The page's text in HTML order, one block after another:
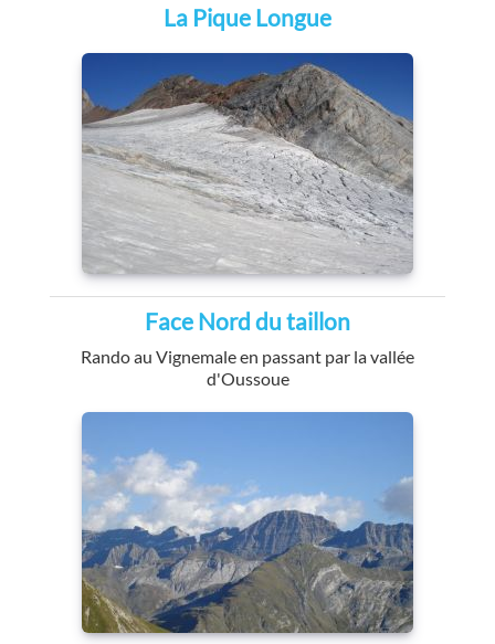
La Pique Longue
Face Nord du taillon
Rando au Vignemale en passant par la vallée
d'Oussoue